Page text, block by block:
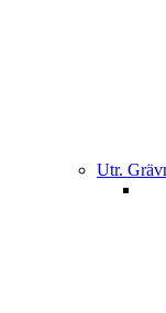
Utr.